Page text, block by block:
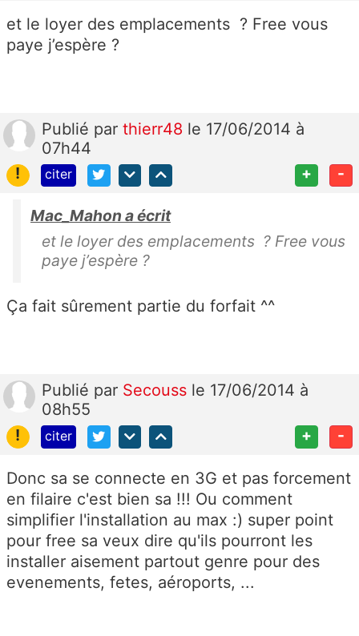
et le loyer des emplacements ? Free vous
paye j’espère ?
Publié par thierr48 le 17/06/2014 à
07h44
!
citer + -
Mac_Mahon a écrit
et le loyer des emplacements ? Free vous
paye j’espère ?
Ça fait sûrement partie du forfait ^^
Publié par Secouss le 17/06/2014 à
08h55
!
citer + -
Donc sa se connecte en 3G et pas forcement
en filaire c'est bien sa !!! Ou comment
simplifier l'installation au max :) super point
pour free sa veux dire qu'ils pourront les
installer aisement partout genre pour des
evenements, fetes, aéroports, ...